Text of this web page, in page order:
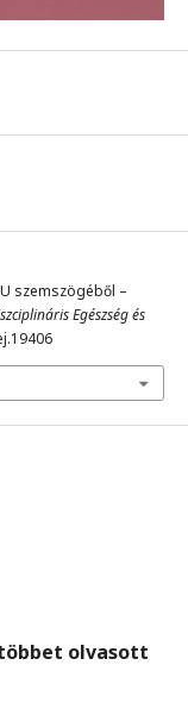
szemszögéből –
Egészség és
olvasott